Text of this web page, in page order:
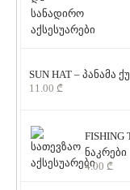
SUN HAT – პანამა
11.00 ₾
FISHING
ნაკრები
4.00 ₾